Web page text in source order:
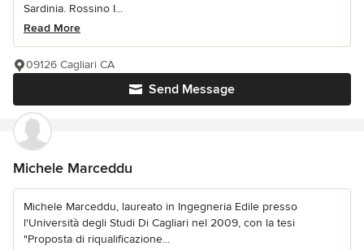
Sardinia. Rossino I...
Read More
Send Message
09126 Cagliari CA
Michele Marceddu
Michele Marceddu, laureato in Ingegneria Edile presso
l'Università degli Studi Di Cagliari nel 2009, con la tesi
"Proposta di riqualificazione...